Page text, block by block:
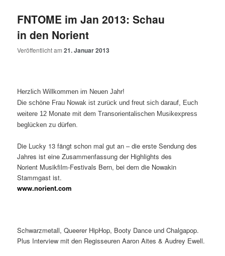
FNTOME im Jan 2013: Schau
in den Norient
Veröffentlicht am21. Januar 2013
Herzlich Willkommen im Neuen Jahr!
Die schöne Frau Nowak ist zurück und freut sich darauf, Euch
weitere 12 Monate mit dem Transorientalischen Musikexpress
beglücken zu dürfen.
Die Lucky 13 fängt schon mal gut an – die erste Sendung des
Jahres ist eine Zusammenfassung der Highlights des
Norient Musikfilm-Festivals Bern, bei dem die Nowakin
Stammgast ist.
www.norient.com
Schwarzmetall, Queerer HipHop, Booty Dance und Chalgapop.
Plus Interview mit den Regisseuren Aaron Aites & Audrey Ewell.